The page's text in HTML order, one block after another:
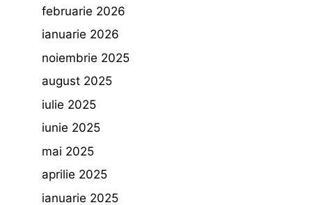
februarie 2026
ianuarie 2026
noiembrie 2025
august 2025
iulie 2025
iunie 2025
mai 2025
aprilie 2025
ianuarie 2025